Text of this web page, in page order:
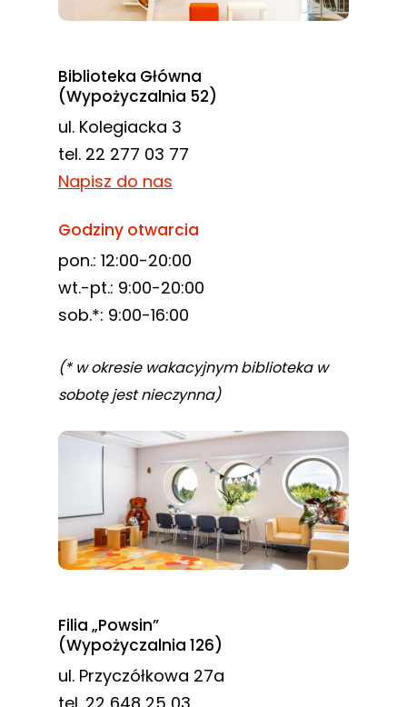
Biblioteka Główna
(Wypożyczalnia 52)
ul. Kolegiacka 3
tel. 22 277 03 77
Napisz do nas
Godziny otwarcia
pon.: 12:00-20:00
wt.-pt.: 9:00-20:00
sob.*: 9:00-16:00
(* w okresie wakacyjnym biblioteka w
sobotę jest nieczynna)
Filia „Powsin”
(Wypożyczalnia 126)
ul. Przyczółkowa 27a